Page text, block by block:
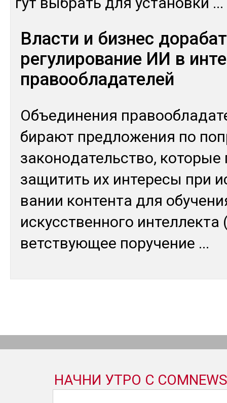
Власти и бизнес
регулирование ИИ в
правообладателей
Объ­еди­нения
бирают пред­ло­жения по
за­коно­датель­ство,
за­щитить их ин­те­ресы при
вании кон­тен­та для
ис­кусс­твен­но­го
ветс­твую­щее по­руче­ние ...